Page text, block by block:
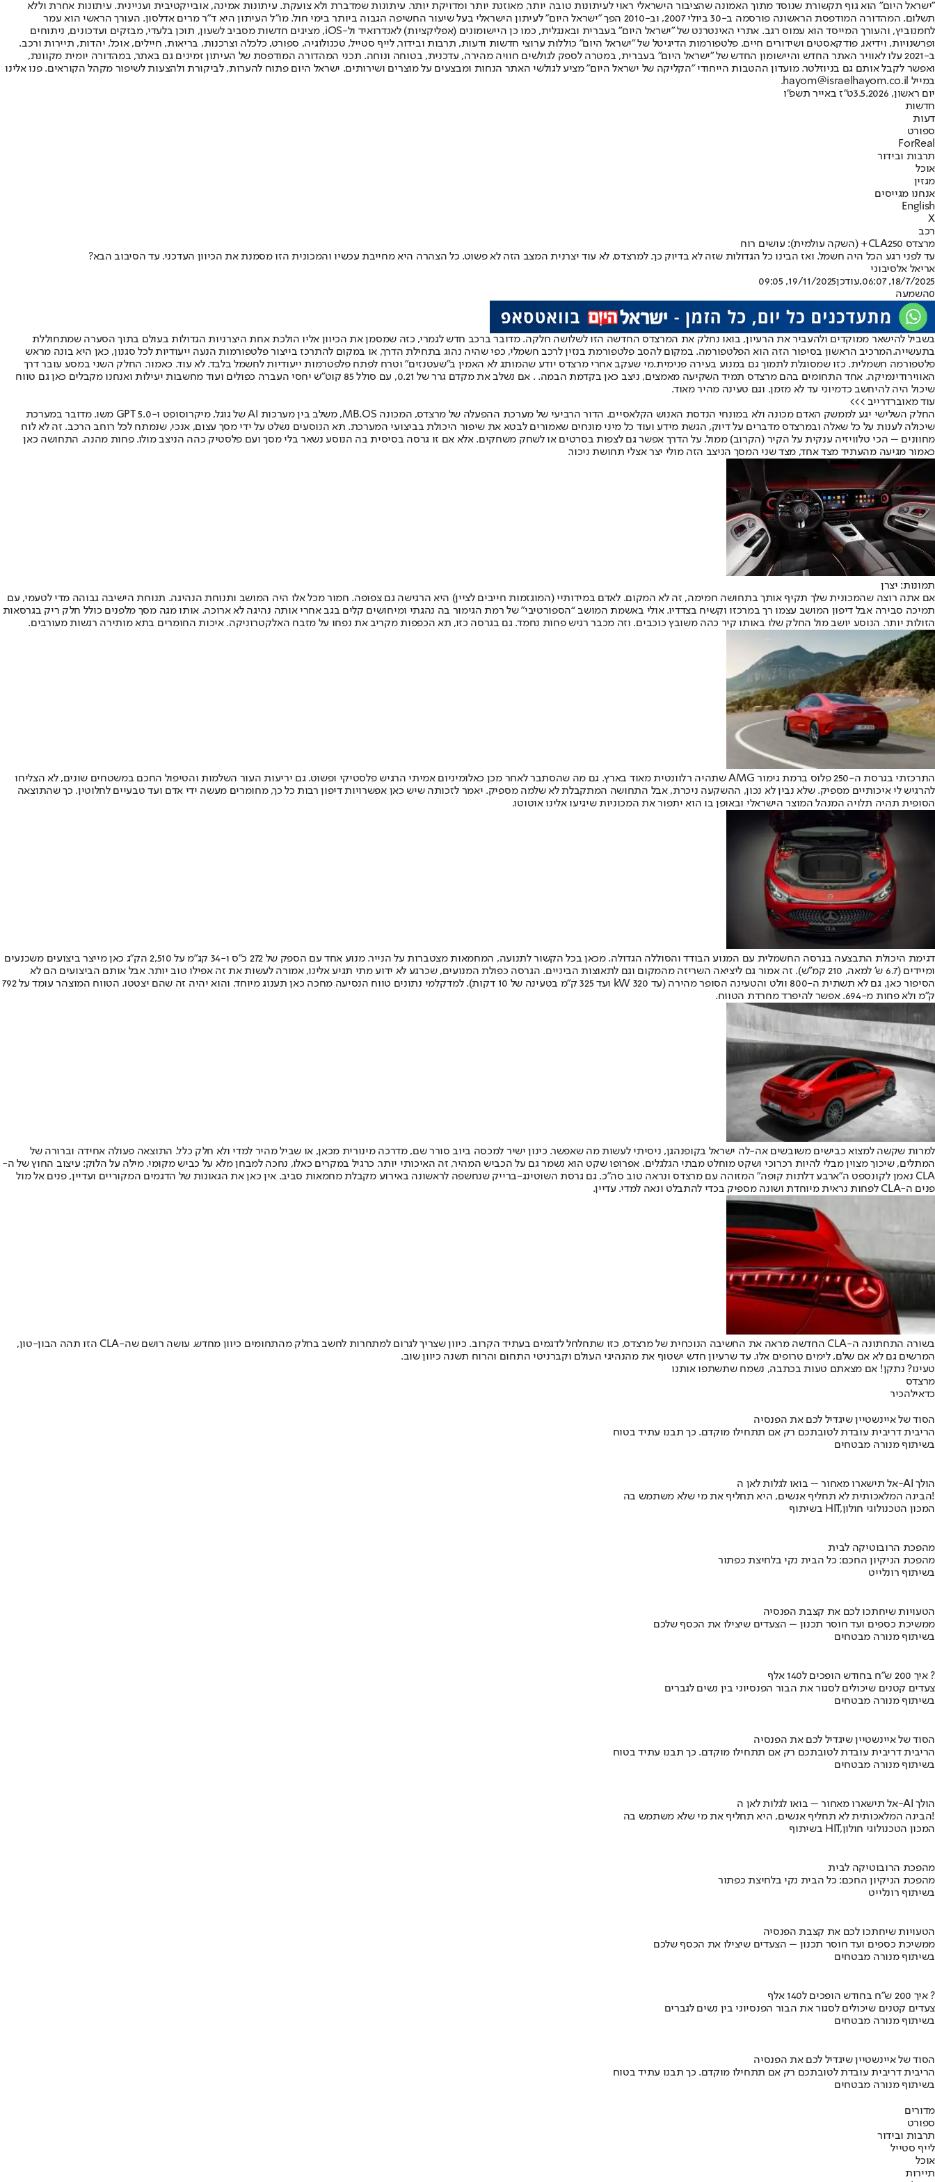
"ישראל היום" הוא גוף תקשורת שנוסד מתוך האמונה שהציבור הישראלי ראוי לעיתונות טובה יותר, מאוזנת יותר ומדויקת יותר. עיתונות שמדברת ולא צועקת. עיתונות אמינה, אובייקטיבית ועניינית. עיתונות אחרת וללא
תשלום. המהדורה המודפסת הראשונה פורסמה ב-30 ביולי 2007, וב-2010 הפך "ישראל היום" לעיתון הישראלי בעל שיעור החשיפה הגבוה ביותר בימי חול. מו"ל העיתון היא ד"ר מרים אדלסון. העורך הראשי הוא עמר
לחמנוביץ, והעורך המייסד הוא עמוס רגב. אתרי האינטרנט של "ישראל היום" בעברית ובאנגלית, כמו כן היישומונים (אפליקציות) לאנדרואיד ול-iOS, מציגים חדשות מסביב לשעון, תוכן בלעדי, מבזקים ועדכונים, ניתוחים
ופרשנויות, וידיאו, פודקאסטים ושידורים חיים. פלטפורמות הדיגיטל של "ישראל היום" כוללות ערוצי חדשות ודעות, תרבות ובידור, לייף סטייל, טכנולוגיה, ספורט, כלכלה וצרכנות, בריאות, חיילים, אוכל, יהדות, תיירות ורכב.
ב-2021 עלו לאוויר האתר החדש והיישומון החדש של "ישראל היום" בעברית, במטרה לספק לגולשים חוויה מהירה, עדכנית, בטוחה ונוחה. תכני המהדורה המודפסת של העיתון זמינים גם באתר, במהדורה יומית מקוונת,
ואפשר לקבל אותם גם בניוזלטר. מועדון ההטבות הייחודי "הקליקה של ישראל היום" מציע לגולשי האתר הנחות ומבצעים על מוצרים ושירותים. ישראל היום פתוח להערות, לביקורת ולהצעות לשיפור מקהל הקוראים. פנו אלינו
במייל hayom@israelhayom.co.il.
יום ראשון, 3.5.2026
ט"ז באייר תשפ"ו
חדשות
דעות
ספורט
ForReal
תרבות ובידור
אוכל
מגזין
אנחנו מגייסים
English
X
רכב
מרצדס CLA250+ (השקה עולמית): עושים רוח
עד לפני רגע הכל היה חשמל. ואז הבינו כל הגדולות שזה לא בדיוק כך. למרצדס, לא עוד יצרנית המצב הזה לא פשוט. כל הצהרה היא מחייבת עכשיו והמכונית הזו מסמנת את הכיוון העדכני. עד הסיבוב הבא?
אריאל אלסיבוני
18/7/2025, 06:07
,עודכן19/11/2025, 09:05
0השמעה
בשביל להישאר ממוקדים ולהעביר את הרעיון, בואו נחלק את המרצדס החדשה הזו לשלושה חלקה. מדובר ברכב חדש לגמרי, כזה שמסמן את הכיוון אליו הולכת אחת היצרניות הגדולות בעולם בתוך הסערה שמתחוללת
בתעשייה.המרכיב הראשון בסיפור הזה הוא הפלטפורמה. במקום להסב פלטפורמת בנזין לרכב חשמלי, כפי שהיה נהוג בתחילת הדרך, או במקום להתרכז בייצור פלטפורמות הנעה ייעודיות לכל סגנון, כאן היא בונה מראש
פלטפורמה חשמלית. כזו שמסוגלת לתמוך גם במנוע בעירה פנימית.מי שעקב אחרי מרצדס יודע שהמותג לא האמין ב”שעטנזים” וטרח לפתח פלפטרמות ייעודיות לחשמל בלבד. לא עוד. כאמור. החלק השני במסע עובר דרך
האווירודינמיקה. אחד התחומים בהם מרצדס תמיד השקיעה מאמצים, ניצב כאן בקדמת הבמה. . אם נשלב את מקדם גרר של 0.21, עם סולל 85 קוט”ש יחסי העברה כפולים ועוד מחשבות יעילות ואנחנו מקבלים כאן גם טווח
שיכול היה להיחשב כדמיוני עד לא מזמן. וגם טעינה מהיר מאוד.
עוד מאוברדרייב >>>
החלק השלישי יגע לממשק האדם מכונה ולא במונחי הנדסת האנוש הקלאסיים. הדור הרביעי של מערכת ההפעלה של מרצדס, המכונה MB.OS, משלב בין מערכות AI של גוגל, מיקרוסופט ו-GPT 5.0 משו. מדובר במערכת
שיכולה לענות על כל שאלה ובמרצדס מדברים על דיוק, הגשת מידע ועוד כל מיני מונחים שאמורים לבטא את שיפור היכולת בביצועי המערכת. תא הנוסעים נשלט על ידי מסך עצום, אנכי, שנמתח לכל רוחב הרכב. זה לא לוח
מחוונים – הכי טלוויזיה ענקית על הקיר (הקרוב) ממול. על הדרך אפשר גם לצפות בסרטים או לשחק משחקים. אלא אם זו גרסה בסיסית בה הנוסע נשאר בלי מסך ועם פלסטיק כהה הניצב מולו. פחות מהנה. התחושה כאן
כאמור מגיעה מהעתיד מצד אחד, מצד שני המסך הניצב הזה מולי יצר אצלי תחושת ניכור.
תמונות: יצרן
אם אתה רוצה שהמכונית שלך תקיף אותך בתחושה חמימה, זה לא המקום. לאדם במידותיי (המוגזמות חייבים לציין) היא הרגישה גם צפופה. חמור מכל אלו היה המושב ותנוחת הנהיגה. תנוחת הישיבה גבוהה מדי לטעמי, עם
תמיכה סבירה אבל דיפון המושב עצמו רך במרכזו וקשיח בצדדיו. אולי באשמת המושב “הספורטיבי” של רמת הגימור בה נהגתי ומיחושים קלים בגב אחרי אותה נהיגה לא ארוכה. אותו מגה מסך מלפנים כולל חלק ריק בגרסאות
הזולות יותר. הנוסע יושב מול החלק שלו באותו קיר כהה משובץ כוכבים. וזה מכבר רגיש פחות נחמד. גם בגרסה כזו, תא הכפפות מקריב את נפחו על מזבח האלקטרוניקה. איכות החומרים בתא מותירה רגשות מעורבים.
התרכזתי בגרסת ה-250 פלוס ברמת גימור AMG שתהיה רלוונטית מאוד בארץ. גם מה שהסתבר לאחר מכן כאלומיניום אמיתי הרגיש פלסטיקי ופשוט. גם יריעות העור השלמות והטיפול החכם במשטחים שונים, לא הצליחו
להרגיש לי איכותיים מספיק. שלא נבין לא נכון, ההשקעה ניכרת, אבל התחושה המתקבלת לא שלמה מספיק. יאמר לזכותה שיש כאן אפשרויות דיפון רבות כל כך, מחומרים מעשה ידי אדם ועד טבעיים לחלוטין. כך שהתוצאה
הסופית תהיה תלויה המנהל המוצר הישראלי ובאופן בו הוא יתפור את המכוניות שיגיעו אלינו אוטוטו.
דגימת היכולת התבצעה בגרסה החשמלית עם המנוע הבודד והסוללה הגדולה. מכאן בכל הקשור לתנועה, המחמאות מצטברות על הנייר. מנוע אחד עם הספק של 272 כ”ס ו-34 קג”מ על 2,510 הק”ג כאן מייצר ביצועים משכנעים
ומיידים (6.7 ש’ למאה, 210 קמ”ש). זה אמור גם ליציאה השריזה מהמקום וגם לתאוצות הביניים. הגרסה כפולת המנועים, שכרגע לא ידוע מתי תגיע אלינו, אמורה לעשות את זה אפילו טוב יותר. אבל אותם הביצועים הם לא
הסיפור כאן, גם לא תשתית ה-800 וולט והטעינה הסופר מהירה (עד 320 kW ועד 325 ק”מ בטעינה של 10 דקות). למדקלמי נתונים טווח הנסיעה מחכה כאן תענוג מיוחד. והוא יהיה זה שהם יצטטו. הטווח המוצהר עומד על 792
ק”מ ולא פחות מ-694. אפשר להיפרד מחרדת הטווח.
למרות שקשה למצוא כבישים משובשים אה-לה ישראל בקופנהגן, ניסיתי לעשות מה שאפשר. כינון ישיר למכסה ביוב סורר שם, מדרכה מינורית מכאן, או שביל מהיר למדי ולא חלק כלל. התוצאה פעולה אחידה וברורה של
המתלים, שיכוך מצוין מבלי להיות רכרוכי ושקט מוחלט מבתי הגלגלים. אפרופו שקט הוא נשמר גם על הכביש המהיר, זה האיכותי יותר. כרגיל במקרים כאלו, נחכה למבחן מלא על כביש מקומי. מילה על הלוק: עיצוב החוץ של ה-
CLA נאמן לקונספט ה”ארבע דלתות קופה” המזוהה עם מרצדס ונראה טוב סה”כ. גם גרסת השוטינג-ברייק שנחשפה לראשונה באירוע מקבלת מחמאות סביב. אין כאן את הגאונות של הדגמים המקוריים ועדיין, פנים אל מול
פנים ה-CLA לפחות נראית מיוחדת ושונה מספיק בכדי להתבלט ונאה למדי. עדיין.
בשורה התחתונה ה-CLA החדשה מראה את החשיבה הנוכחית של מרצדס, כזו שתחלחל לדגמים בעתיד הקרוב. כיוון שצריך לגרום למתחרות לחשב בחלק מהתחומים כיוון מחדש. עושה רושם שה-CLA הזו תהה הבון-טון,
המרשים גם לא אם שלם, לימים טרופים אלו. עד שרעיון חדש ישטוף את מהנהיגי העולם וקברניטי התחום והרוח תשנה כיוון שוב.
טעינו? נתקן! אם מצאתם טעות בכתבה, נשמח שתשתפו אותנו
מרצדס
כדאילהכיר
הסוד של איינשטיין שיגדיל לכם את הפנסיה
הריבית דריבית עובדת לטובתכם רק אם תתחילו מוקדם. כך תבנו עתיד בטוח
בשיתוף מנורה מבטחים
אל תישארו מאחור – בואו לגלות לאן ה-AI הולך
הבינה המלאכותית לא תחליף אנשים, היא תחליף את מי שלא משתמש בה!
בשיתוף HIT,המכון הטכנולוגי חולון
מהפכת הרובוטיקה לבית
מהפכת הניקיון החכם: כל הבית נקי בלחיצת כפתור
בשיתוף רונלייט
הטעויות שיחתכו לכם את קצבת הפנסיה
ממשיכת כספים ועד חוסר תכנון – הצעדים שיצילו את הכסף שלכם
בשיתוף מנורה מבטחים
איך 200 ש"ח בחודש הופכים ל140 אלף ?
צעדים קטנים שיכולים לסגור את הבור הפנסיוני בין נשים לגברים
בשיתוף מנורה מבטחים
הסוד של איינשטיין שיגדיל לכם את הפנסיה
הריבית דריבית עובדת לטובתכם רק אם תתחילו מוקדם. כך תבנו עתיד בטוח
בשיתוף מנורה מבטחים
אל תישארו מאחור – בואו לגלות לאן ה-AI הולך
הבינה המלאכותית לא תחליף אנשים, היא תחליף את מי שלא משתמש בה!
בשיתוף HIT,המכון הטכנולוגי חולון
מהפכת הרובוטיקה לבית
מהפכת הניקיון החכם: כל הבית נקי בלחיצת כפתור
בשיתוף רונלייט
הטעויות שיחתכו לכם את קצבת הפנסיה
ממשיכת כספים ועד חוסר תכנון – הצעדים שיצילו את הכסף שלכם
בשיתוף מנורה מבטחים
איך 200 ש"ח בחודש הופכים ל140 אלף ?
צעדים קטנים שיכולים לסגור את הבור הפנסיוני בין נשים לגברים
בשיתוף מנורה מבטחים
הסוד של איינשטיין שיגדיל לכם את הפנסיה
הריבית דריבית עובדת לטובתכם רק אם תתחילו מוקדם. כך תבנו עתיד בטוח
בשיתוף מנורה מבטחים
מדורים
ספורט
תרבות ובידור
לייף סטייל
אוכל
תיירות